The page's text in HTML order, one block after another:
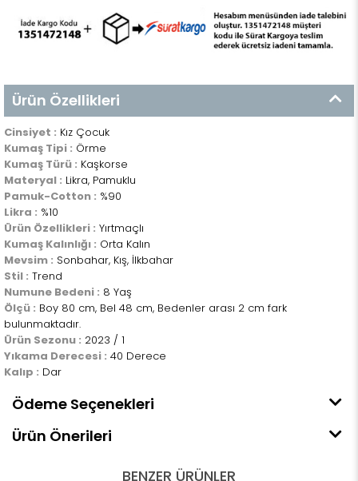
Ürün Özellikleri
Cinsiyet : Kız Çocuk
Kumaş Tipi : Örme
Kumaş Türü : Kaşkorse
Materyal : Likra, Pamuklu
Pamuk-Cotton : %90
Likra : %10
Ürün Özellikleri : Yırtmaçlı
Kumaş Kalınlığı : Orta Kalın
Mevsim : Sonbahar, Kış, İlkbahar
Stil : Trend
Numune Bedeni : 8 Yaş
Ölçü : Boy 80 cm, Bel 48 cm, Bedenler arası 2 cm fark
bulunmaktadır.
Ürün Sezonu : 2023 / 1
Yıkama Derecesi : 40 Derece
Kalıp : Dar
Ödeme Seçenekleri
Ürün Önerileri
BENZER ÜRÜNLER